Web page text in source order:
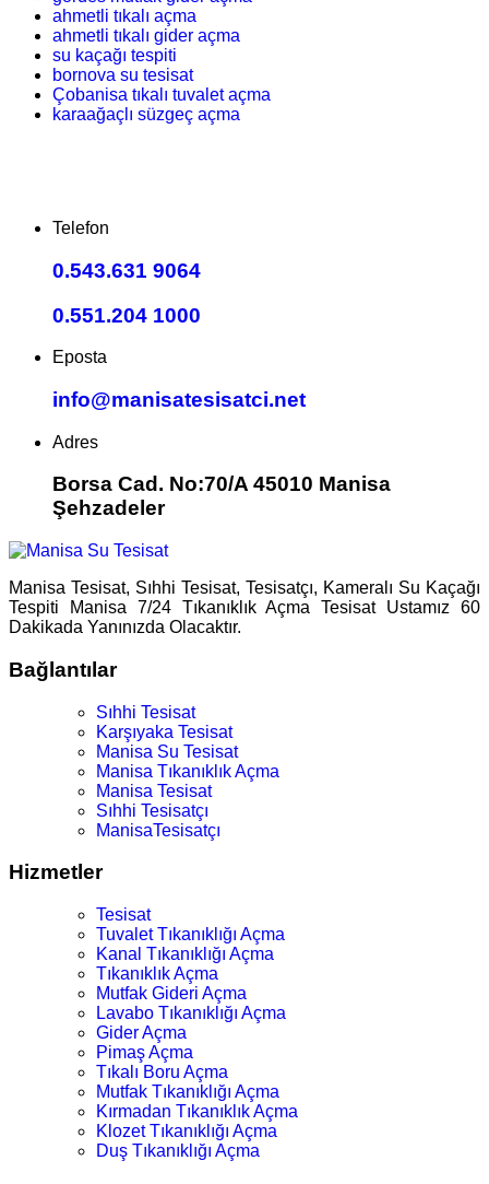
ahmetli tıkalı açma
ahmetli tıkalı gider açma
su kaçağı tespiti
bornova su tesisat
Çobanisa tıkalı tuvalet açma
karaağaçlı süzgeç açma
Telefon
0.543.631 9064
0.551.204 1000
Eposta
info@manisatesisatci.net
Adres
Borsa Cad. No:70/A 45010 Manisa
Şehzadeler
Manisa Tesisat, Sıhhi Tesisat, Tesisatçı, Kameralı Su Kaçağı
Tespiti Manisa 7/24 Tıkanıklık Açma Tesisat Ustamız 60
Dakikada Yanınızda Olacaktır.
Bağlantılar
Sıhhi Tesisat
Karşıyaka Tesisat
Manisa Su Tesisat
Manisa Tıkanıklık Açma
Manisa Tesisat
Sıhhi Tesisatçı
ManisaTesisatçı
Hizmetler
Tesisat
Tuvalet Tıkanıklığı Açma
Kanal Tıkanıklığı Açma
Tıkanıklık Açma
Mutfak Gideri Açma
Lavabo Tıkanıklığı Açma
Gider Açma
Pimaş Açma
Tıkalı Boru Açma
Mutfak Tıkanıklığı Açma
Kırmadan Tıkanıklık Açma
Klozet Tıkanıklığı Açma
Duş Tıkanıklığı Açma